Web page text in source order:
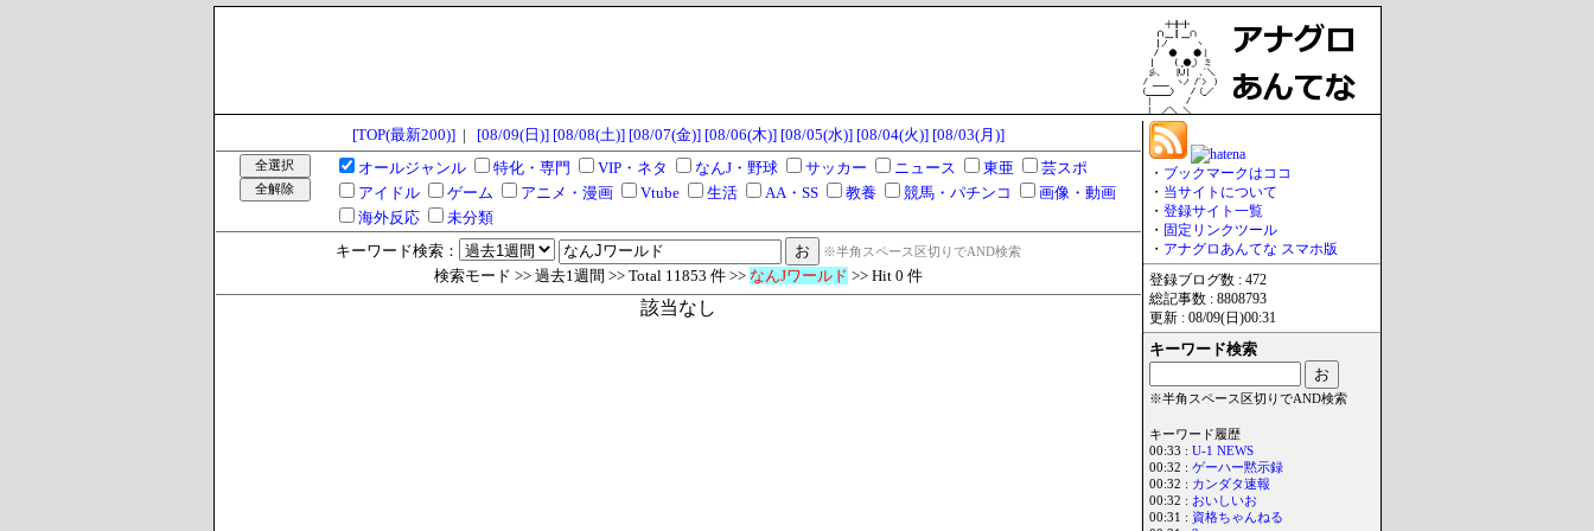
[TOP(最新200)]| [08/09(日)] [08/08(土)] [08/07(金)] [08/06(木)] [08/05(水)] [08/04(火)] [08/03(月)]
オールジャンル
特化・専門 VIP・ネタ なんJ・野球 サッカー ニュース 東亜
芸スポ
アイドル
ゲーム アニメ・漫画 Vtube 生活 AA・SS 教養 競馬・パチンコ
画像・動画
海外反応
未分類
キーワード検索：
※半角スペース区切りでAND検索
検索モード >> 過去1週間 >> Total 11853 件 >> なんJワールド >> Hit 0 件
該当なし
・ ブックマークはココ
・ 当サイトについて
・ 登録サイト一覧
・ 固定リンクツール
・ アナグロあんてな スマホ版
登録ブログ数 : 472
総記事数 : 8808793
更新 : 08/09(日)00:31
キーワード検索
※半角スペース区切りでAND検索
キーワード履歴
00:33 : U-1 NEWS
00:32 : ゲーハー黙示録
00:32 : カンダタ速報
00:32 : おいしいお
00:31 : 資格ちゃんねる